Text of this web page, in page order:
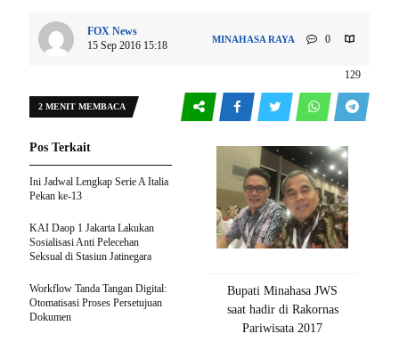
FOX News
15 Sep 2016 15:18
MINAHASA RAYA 0
129
2 MENIT MEMBACA
Bupati Minahasa JWS
saat hadir di Rakornas
Pariwisata 2017
Pos Terkait
Ini Jadwal Lengkap Serie A Italia
Pekan ke-13
KAI Daop 1 Jakarta Lakukan
Sosialisasi Anti Pelecehan
Seksual di Stasiun Jatinegara
Workflow Tanda Tangan Digital:
Otomatisasi Proses Persetujuan
Dokumen